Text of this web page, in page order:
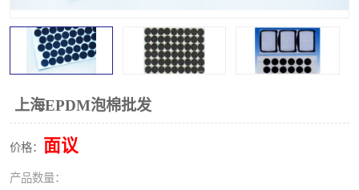
上海EPDM泡棉批发
价格： 面议
产品数量：